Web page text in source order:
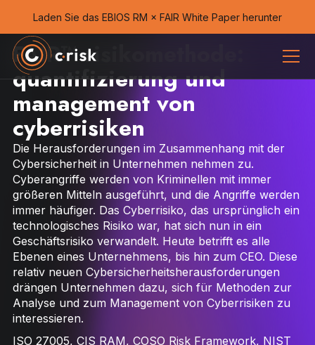
Laden Sie das EBIOS RM × FAIR White Paper herunter
FAIR™️ risikomethode:
quantifizierung und
management von
cyberrisiken
Die Herausforderungen im Zusammenhang mit der
Cybersicherheit in Unternehmen nehmen zu.
Cyberangriffe werden von Kriminellen mit immer
größeren Mitteln ausgeführt, und die Angriffe werden
immer häufiger. Das Cyberrisiko, das ursprünglich ein
technologisches Risiko war, hat sich nun in ein
Geschäftsrisiko verwandelt. Heute betrifft es alle
Ebenen eines Unternehmens, bis hin zum CEO. Diese
relativ neuen Cybersicherheitsherausforderungen
drängen Unternehmen dazu, sich für Methoden zur
Analyse und zum Management von Cyberrisiken zu
interessieren.
ISO 27005, CIS RAM, COSO Risk Framework, NIST